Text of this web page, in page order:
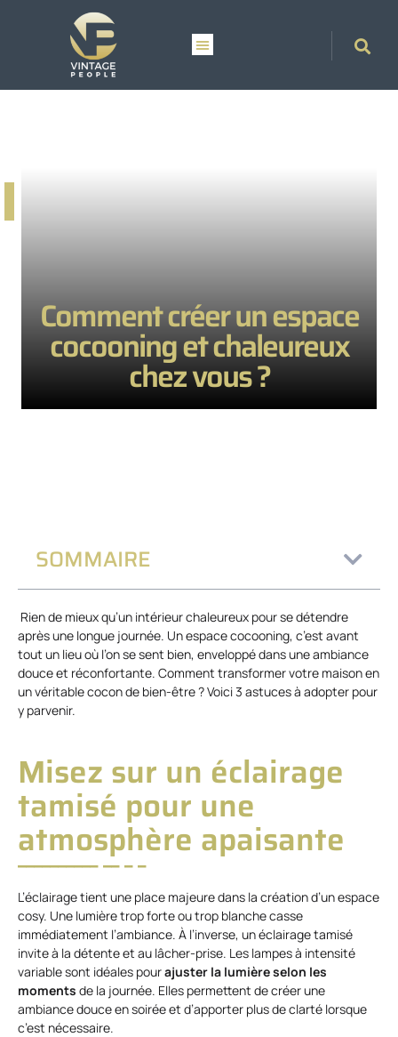
Comment créer un espace
cocooning et chaleureux
chez vous ?
SOMMAIRE
Rien de mieux qu’un intérieur chaleureux pour se détendre
après une longue journée. Un espace cocooning, c’est avant
tout un lieu où l’on se sent bien, enveloppé dans une ambiance
douce et réconfortante. Comment transformer votre maison en
un véritable cocon de bien-être ? Voici 3 astuces à adopter pour
y parvenir.
Misez sur un éclairage
tamisé pour une
atmosphère apaisante
L’éclairage tient une place majeure dans la création d’un espace
cosy. Une lumière trop forte ou trop blanche casse
immédiatement l’ambiance. À l’inverse, un éclairage tamisé
invite à la détente et au lâcher-prise. Les lampes à intensité
variable sont idéales pourajuster la lumière selon les
moments de la journée. Elles permettent de créer une
ambiance douce en soirée et d’apporter plus de clarté lorsque
c’est nécessaire.